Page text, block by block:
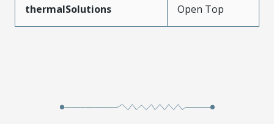
thermalSolutions Open Top